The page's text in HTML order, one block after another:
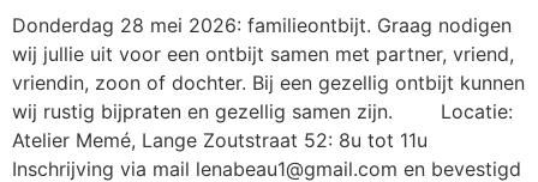
Donderdag 28 mei 2026: familieontbijt. Graag nodigen
wij jullie uit voor een ontbijt samen met partner, vriend,
vriendin, zoon of dochter. Bij een gezellig ontbijt kunnen
wij rustig bijpraten en gezellig samen zijn. Locatie:
Atelier Memé, Lange Zoutstraat 52: 8u tot 11u
Inschrijving via mail lenabeau1@gmail.com en bevestigd